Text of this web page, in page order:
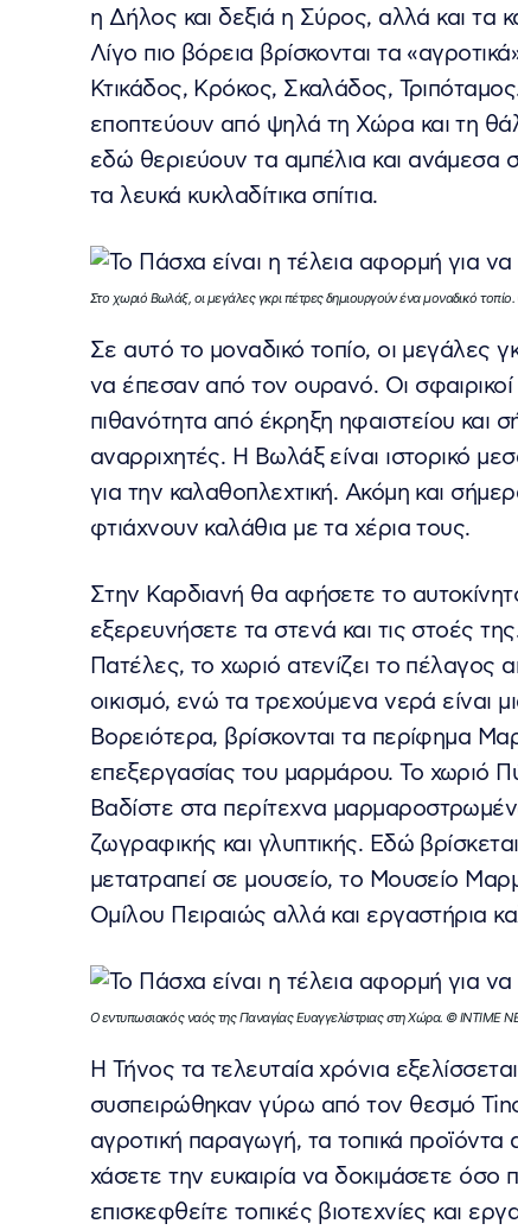
η Δήλος και δεξιά η Σύρος, αλλά και τα
Λίγο πιο βόρεια βρίσκονται τα
Κτικάδος, Κρόκος, Σκαλάδος,
εποπτεύουν από ψηλά τη Χώρα και τη
εδώ θεριεύουν τα αμπέλια και ανάμεσα
τα λευκά κυκλαδίτικα σπίτια.
Στο χωριό Βωλάξ, οι μεγάλες γκρι πέτρες δημιουργούν ένα μοναδικό
Σε αυτό το μοναδικό τοπίο, οι μεγάλες
να έπεσαν από τον ουρανό. Οι σφαιρικοί
πιθανότητα από έκρηξη ηφαιστείου και
αναρριχητές. Η Βωλάξ είναι ιστορικό
για την καλαθοπλεχτική. Ακόμη και
φτιάχνουν καλάθια με τα χέρια τους.
Στην Καρδιανή θα αφήσετε το
εξερευνήσετε τα στενά και τις στοές
Πατέλες, το χωριό ατενίζει το
οικισμό, ενώ τα τρεχούμενα νερά είναι
Βορειότερα, βρίσκονται τα περίφημα
επεξεργασίας του μαρμάρου. Το χωριό
Βαδίστε στα περίτεχνα
ζωγραφικής και γλυπτικής. Εδώ
μετατραπεί σε μουσείο, το Μουσείο
Ομίλου Πειραιώς αλλά και εργαστήρια
Ο εντυπωσιακός ναός της Παναγίας Ευαγγελίστριας στη Χώρα. © INTIME
Η Τήνος τα τελευταία χρόνια
συσπειρώθηκαν γύρω από τον θεσμό
αγροτική παραγωγή, τα τοπικά προϊόντα
χάσετε την ευκαιρία να δοκιμάσετε όσο
επισκεφθείτε τοπικές βιοτεχνίες και